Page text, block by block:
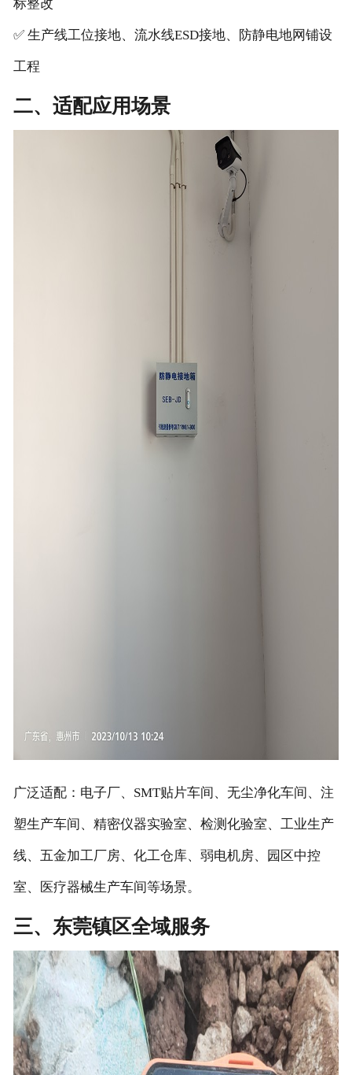
标整改
✅ 生产线工位接地、流水线ESD接地、防静电地网铺设
工程
二、适配应用场景
广泛适配：电子厂、SMT贴片车间、无尘净化车间、注
塑生产车间、精密仪器实验室、检测化验室、工业生产
线、五金加工厂房、化工仓库、弱电机房、园区中控
室、医疗器械生产车间等场景。
三、东莞镇区全域服务